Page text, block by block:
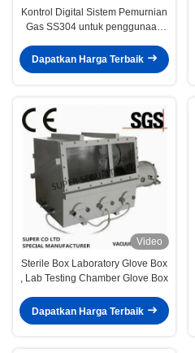
Kontrol Digital Sistem Pemurnian
Gas SS304 untuk penggunaan
Dapatkan Harga Terbaik
Video
Sterile Box Laboratory Glove Box
, Lab Testing Chamber Glove Box
Dapatkan Harga Terbaik